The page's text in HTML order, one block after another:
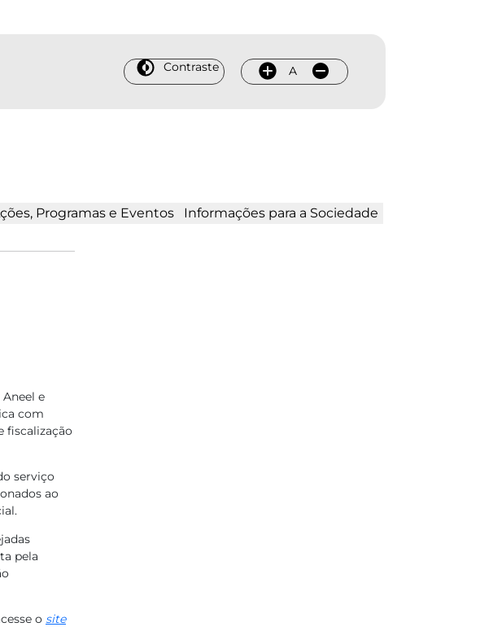
Contraste A
Programas e Eventos Informações para a Sociedade
e
com
fiscalização
serviço
ao
pela
o site